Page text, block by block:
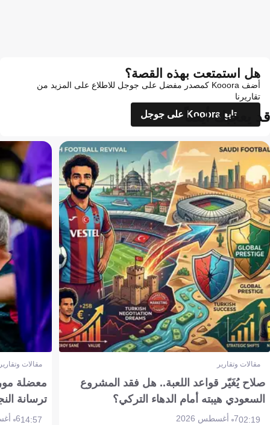
هل استمتعت بهذه القصة؟
أضف Kooora كمصدر مفضل على جوجل للاطلاع على المزيد من
تقاريرنا
تابع Kooora على جوجل
قد يعجبك أيضاً
مقالات وتقارير
صلاح يُغَيّر قواعد اللعبة.. هل فقد المشروع
السعودي هيبته أمام الدهاء التركي؟
02:197 أغسطس 2026
مقالات
معضلة
ترسانة
14:576 أغسطس 2026